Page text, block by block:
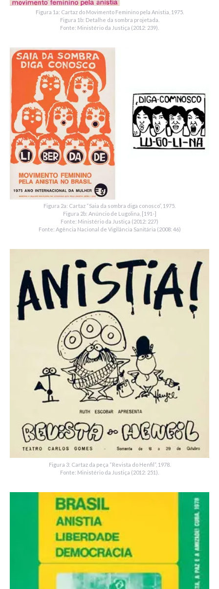
Figura 1a: Cartaz do Movimento Feminino pela Anistia, 1975.
Figura 1b: Detalhe da sombra projetada.
Fonte: Ministério da Justiça (2012: 239).
Figura 2a: Cartaz “Saia da sombra diga conosco”, 1975.
Figura 2b: Anúncio de Lugolina, [191-]
Fonte: Ministério da Justiça (2012: 227)
Fonte: Agência Nacional de Vigilância Sanitária (2008: 46)
Figura 3: Cartaz da peça “Revista do Henfil”, 1978.
Fonte: Ministério da Justiça (2012: 251).